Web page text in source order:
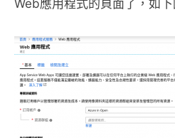
Web應用程式的頁面了，如下